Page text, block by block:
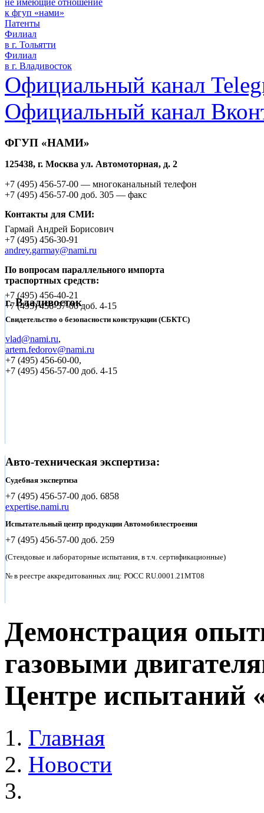
не имеющие отношение
к фгуп «нами»
Патенты
Филиал
в г. Тольятти
Филиал
в г. Владивосток
Официальный канал
Официальный канал
ФГУП «НАМИ»
125438, г. Москва ул. Автомоторная, д. 2
+7 (495) 456-57-00 — многоканальный телефон
+7 (495) 456-57-00 доб. 305 — факс
Контакты для СМИ:
Гармай Андрей Борисович
+7 (495) 456-30-91
andrey.garmay@nami.ru
По вопросам параллельного импорта
траспортных средств:
+7 (495) 456-40-21
+7 (495)456-57-00 доб. 4-15
г. Владивосток
Свидетельство о безопасности конструкции (СБКТС)
vlad@nami.ru,
artem.fedorov@nami.ru
+7 (495) 456-60-00,
+7 (495) 456-57-00 доб. 4-15
Авто-техническая экспертиза:
Судебная экспертиза
+7 (495) 456-57-00 доб. 6858
expertise.nami.ru
Испытательный центр продукции Автомобилестроения
+7 (495) 456-57-00 доб. 259
(Стендовые и лабораторные испытания, в т.ч. сертификационные)
№ в реестре аккредитованных лиц: POCC RU.0001.21MT08
Демонстрация
газовыми
Центре испытаний
Главная
Новости